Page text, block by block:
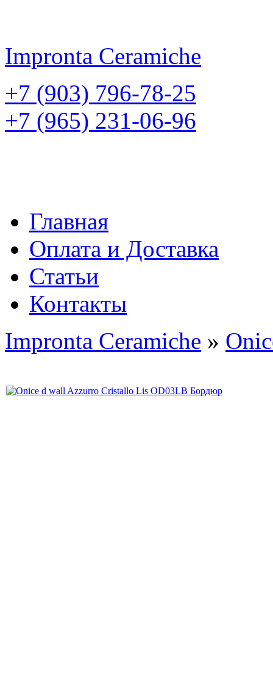
Impronta Ceramiche
+7 (903) 796-78-25
+7 (965) 231-06-96
Главная
Оплата и Доставка
Статьи
Контакты
Impronta Ceramiche »